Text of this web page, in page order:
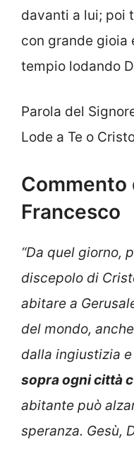
davanti a lui; poi
con grande gioia
tempio lodando
Parola del
Lode a Te o
Commento
Francesco
“Da quel giorno,
discepolo di
abitare a
del mondo,
dalla ingiustizia
sopra ogni città
abitante può
speranza. Gesù,